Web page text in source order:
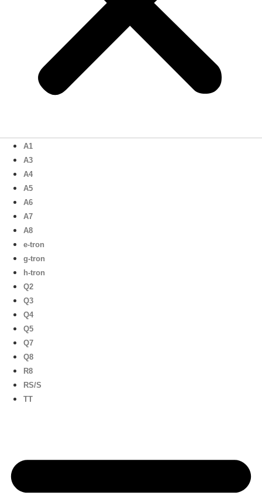
A1
A3
A4
A5
A6
A7
A8
e-tron
g-tron
h-tron
Q2
Q3
Q4
Q5
Q7
Q8
R8
RS/S
TT